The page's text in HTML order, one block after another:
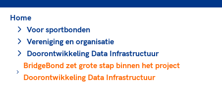
Onze partners
Geven aan Sport
Sportonderzoek
Coördinatoren en opleiders
Trainer-coaches
Officials
Veilige en integere sport
Diversiteit en inclusie
Atletencommissie
Paralympische Talentdag
TeamNL Academie Kalender
Voor bonden
Pers
Home
Voor sportbonden
Vereniging en organisatie
Doorontwikkeling Data Infrastructuur
BridgeBond zet grote stap binnen het project
Doorontwikkeling Data Infrastructuur